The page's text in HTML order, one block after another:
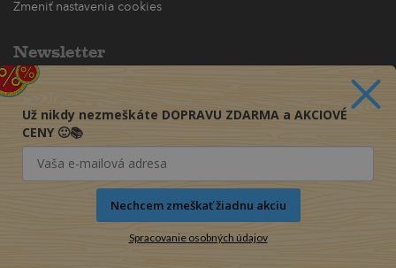
Zmeniť nastavenia cookies
Newsletter
Chcete dostávať akciové ponuky priamo na váš e-mail?
Už nikdy nezmeškáte DOPRAVU ZDARMA a AKCIOVÉ
CENY 🙂📚
Nechcem zmeškať žiadnu akciu
Spracovanie osobných údajov